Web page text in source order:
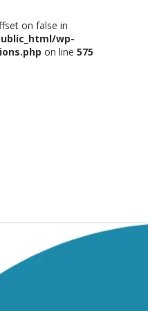
on false in
wp-
on line 575